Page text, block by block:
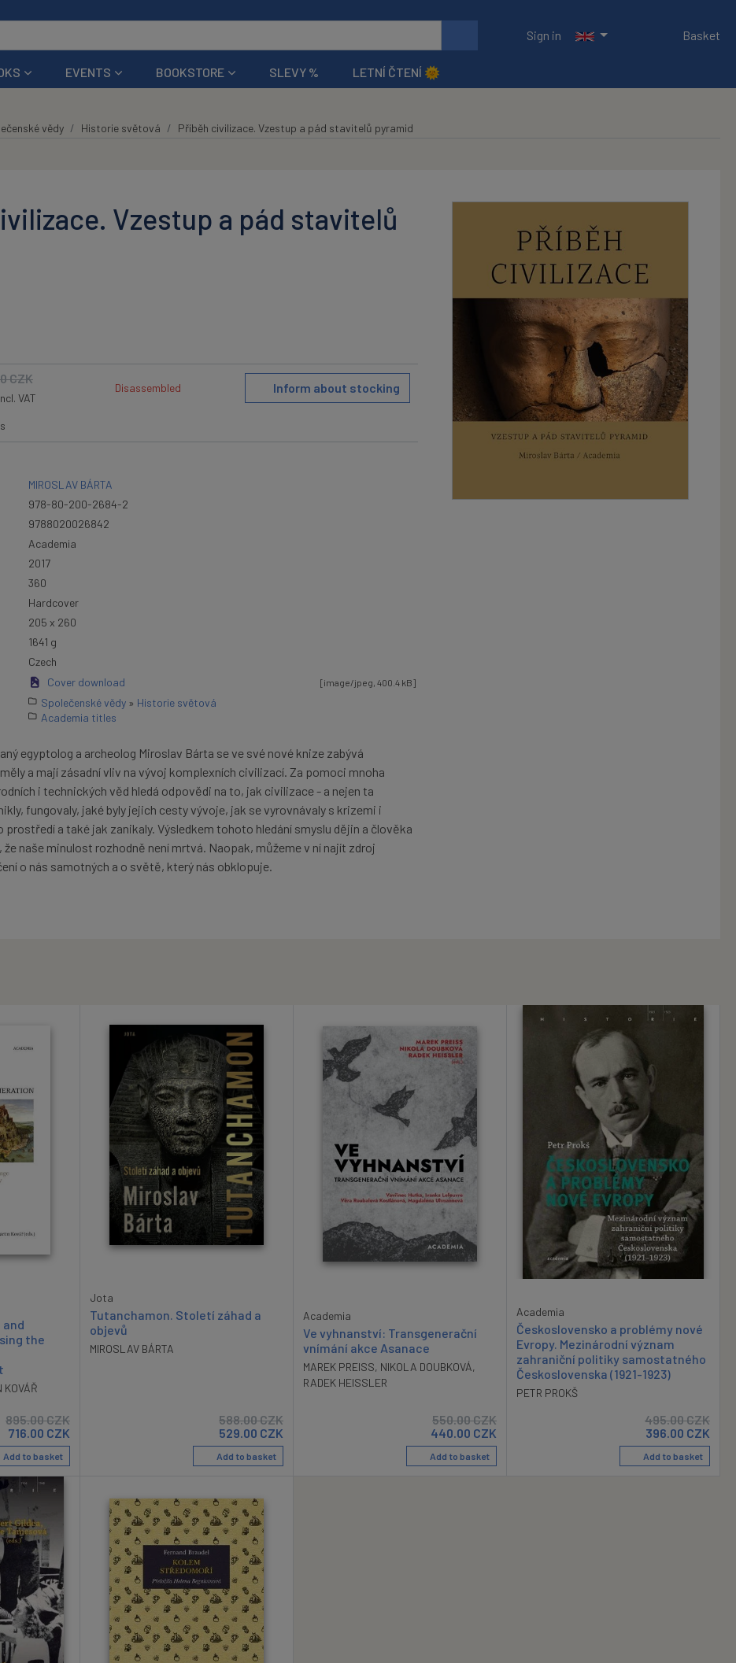
Sign in
Basket
EVENTS BOOKSTORE SLEVY % LETNÍ ČTENÍ 🌞
vědy Historie světová Příběh civilizace. Vzestup a pád stavitelů pyramid
Vzestup a pád stavitelů
CZK
VAT
Disassembled Inform about stocking
MIROSLAV BÁRTA
978-80-200-2684-2
9788020026842
Academia
2017
360
Hardcover
205 x 260
1641 g
Czech
Cover download [image/jpeg, 400.4 kB]
Společenské vědy » Historie světová
Academia titles
egyptolog a archeolog Miroslav Bárta se ve své nové knize zabývá
a mají zásadní vliv na vývoj komplexních civilizací. Za pomoci mnoha
i technických věd hledá odpovědi na to, jak civilizace - a nejen ta
fungovaly, jaké byly jejich cesty vývoje, jak se vyrovnávaly s krizemi i
prostředí a také jak zanikaly. Výsledkem tohoto hledání smyslu dějin a člověka
že naše minulost rozhodně není mrtvá. Naopak, můžeme v ní najít zdroj
o nás samotných a o světě, který nás obklopuje.
the
KOVÁŘ
895.00CZK
716.00 CZK
Add to basket
Jota
Tutanchamon. Století záhad a
objevů
MIROSLAV BÁRTA
588.00CZK
529.00 CZK
Add to basket
Academia
Ve vyhnanství: Transgenerační
vnímání akce Asanace
MAREK PREISS, NIKOLA DOUBKOVÁ,
RADEK HEISSLER
550.00CZK
440.00 CZK
Add to basket
Academia
Československo a problémy nové
Evropy. Mezinárodní význam
zahraniční politiky samostatného
Československa (1921-1923)
PETR PROKŠ
495.00CZK
396.00 CZK
Add to basket